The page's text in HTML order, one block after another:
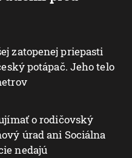
zatopenej priepasti
potápač. Jeho telo
o rodičovský
úrad ani Sociálna
nedajú